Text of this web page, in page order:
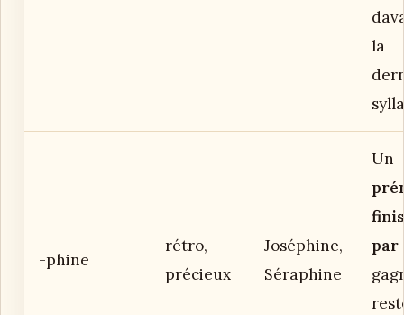
la
-phine
rétro,
précieux
Joséphine,
Séraphine
Un
par